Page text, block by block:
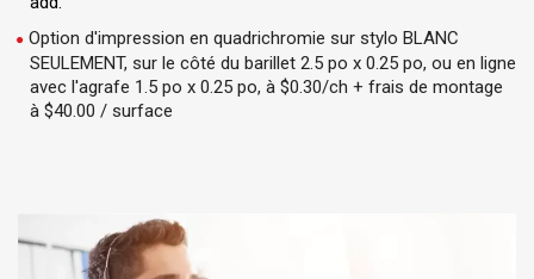
Option d'impression en quadrichromie sur stylo BLANC
SEULEMENT, sur le côté du barillet 2.5 po x 0.25 po, ou en ligne
avec l'agrafe 1.5 po x 0.25 po, à $0.30/ch + frais de montage
à $40.00 / surface